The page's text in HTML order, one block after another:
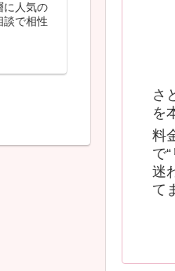
に人気の
談で相性
さ
を
料
で
迷
て